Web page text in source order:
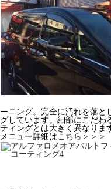
ーニング。完全に汚れを落と
グしています。細部にこだわ
ティングとは大きく異なりま
メニュー詳細はこちら＞＞＞